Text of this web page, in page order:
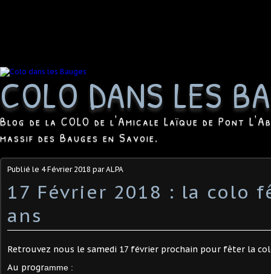
COLO DANS LES
Blog de la COLO de l'Amicale Laïque de Pont
massif des Bauges en Savoie.
Publié le 4 Février 2018 par ALPA
17 Février 2018 : la colo
ans
Retrouvez nous le samedi 17 février prochain pour fêter la
Au programme :